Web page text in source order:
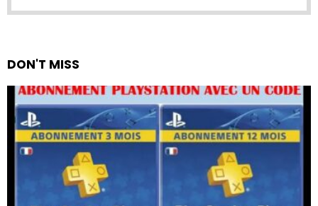
DON'T MISS